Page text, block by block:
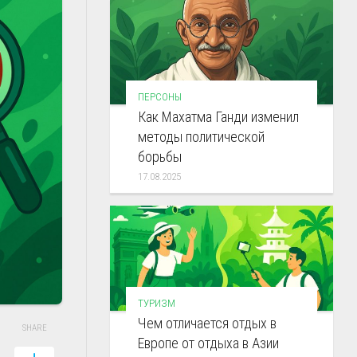
SHARE
ПЕРСОНЫ
Как Махатма Ганди изменил
методы политической
борьбы
17.08.2025
ТУРИЗМ
Чем отличается отдых в
Европе от отдыха в Азии